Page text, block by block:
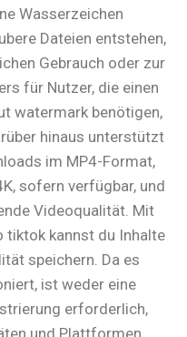
Wasserzeichen
Dateien entstehen,
Gebrauch oder zur
für Nutzer, die einen
watermark benötigen,
hinaus unterstützt
im MP4-Format,
sofern verfügbar, und
Videoqualität. Mit
tiktok kannst du Inhalte
speichern. Da es
ist weder eine
erforderlich,